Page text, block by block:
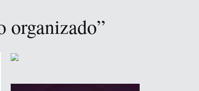
organizado”